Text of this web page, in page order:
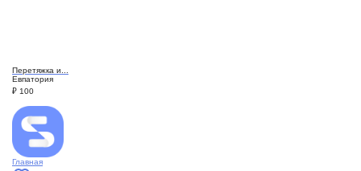
Перетяжка и...
Евпатория
₽ 100
Главная